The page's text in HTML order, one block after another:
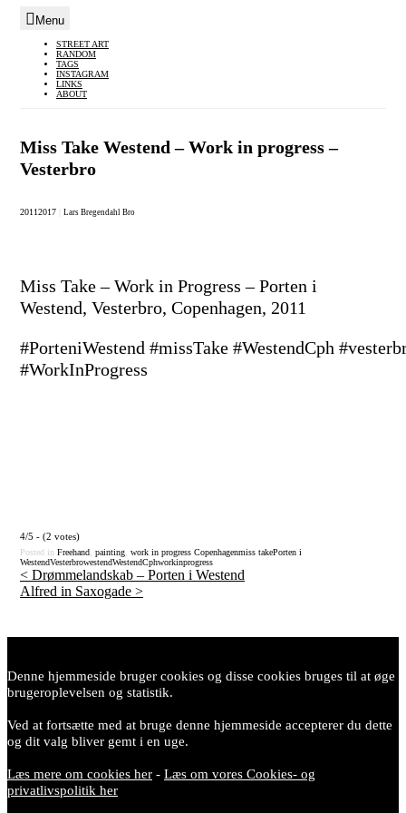
Skip
content
Menu
STREET ART
RANDOM
TAGS
INSTAGRAM
LINKS
ABOUT
Miss Take Westend – Work in progress –
Vesterbro
20112017 Lars Bregendahl Bro
Miss Take – Work in Progress – Porten i
Westend, Vesterbro, Copenhagen, 2011
#PorteniWestend #missTake #WestendCph
#WorkInProgress
4/5 - (2 votes)
Posted in Freehand painting work in progress Copenhagenmiss takePorten i
WestendVesterbrowestendWestendCphworkinprogress
Post
< Drømmelandskab – Porten i Westend
Alfred in Saxogade >
Denne hjemmeside bruger cookies og disse cookies bruges til at øge
brugeroplevelsen og statistik.
Ved at fortsætte med at bruge denne hjemmeside accepterer du dette
og dit valg bliver gemt i en uge.
Læs mere om cookies her - Læs om vores Cookies- og
privatlivspolitik her